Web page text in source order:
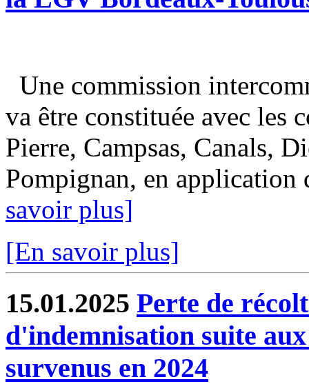
Une commission
va être constituée avec les
Pierre, Campsas, Canals,
Pompignan, en
savoir plus]
[En savoir plus]
15.01.2025 Perte de
d'indemnisation suite
survenus en 2024